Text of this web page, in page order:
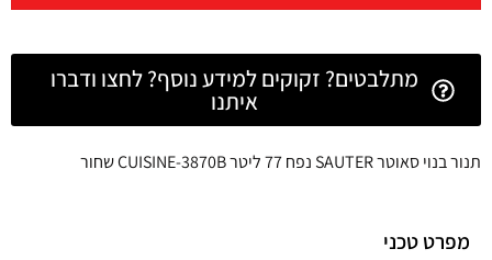
מתלבטים? זקוקים למידע נוסף? לחצו ודברו
איתנו
תנור בנוי סאוטר SAUTER נפח 77 ליטר CUISINE-3870B שחור
מפרט טכני